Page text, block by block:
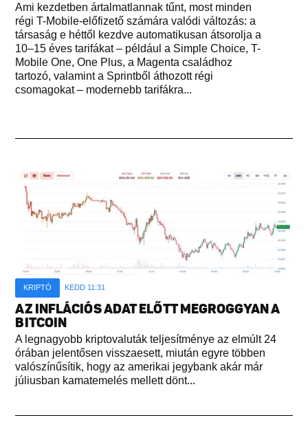
Ami kezdetben ártalmatlannak tűnt, most minden
régi T-Mobile-előfizető számára valódi változás: a
társaság e héttől kezdve automatikusan átsorolja a
10–15 éves tarifákat – például a Simple Choice, T-
Mobile One, One Plus, a Magenta családhoz
tartozó, valamint a Sprintből áthozott régi
csomagokat – modernebb tarifákra...
KRIPTÓ KEDD 11:31
AZ INFLÁCIÓS ADAT ELŐTT MEGROGGYAN A
BITCOIN
A legnagyobb kriptovaluták teljesítménye az elmúlt 24
órában jelentősen visszaesett, miután egyre többen
valószínűsítik, hogy az amerikai jegybank akár már
júliusban kamatemelés mellett dönt...